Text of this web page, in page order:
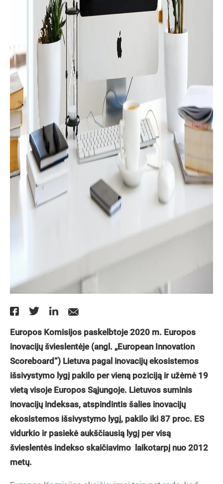
Europos Komisijos paskelbtoje 2020 m. Europos
inovacijų švieslentėje (angl. „European Innovation
Scoreboard“) Lietuva pagal inovacijų ekosistemos
išsivystymo lygį pakilo per vieną poziciją ir užėmė 19
vietą visoje Europos Sąjungoje. Lietuvos suminis
inovacijų indeksas, atspindintis šalies inovacijų
ekosistemos išsivystymo lygį, pakilo iki 87 proc. ES
vidurkio ir pasiekė aukščiausią lygį per visą
švieslentės indekso skaičiavimo laikotarpį nuo 2012
metų.